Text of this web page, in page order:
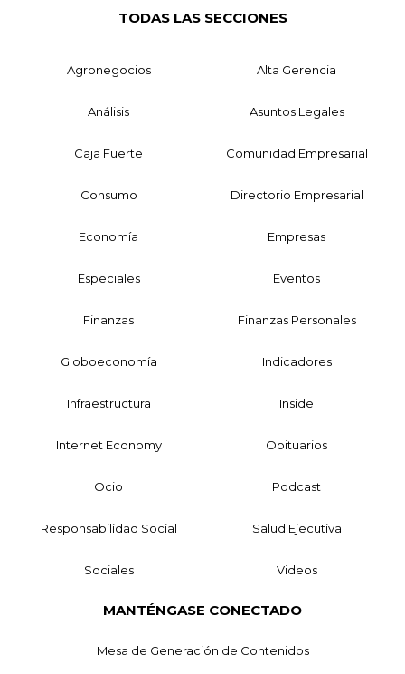
TODAS LAS SECCIONES
Agronegocios Alta Gerencia
Análisis Asuntos Legales
Caja Fuerte Comunidad Empresarial
Consumo Directorio Empresarial
Economía Empresas
Especiales Eventos
Finanzas Finanzas Personales
Globoeconomía Indicadores
Infraestructura Inside
Internet Economy Obituarios
Ocio Podcast
Responsabilidad Social Salud Ejecutiva
Sociales Videos
MANTÉNGASE CONECTADO
Mesa de Generación de Contenidos